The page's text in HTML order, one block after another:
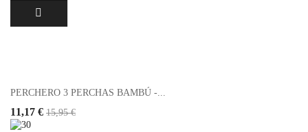
PERCHERO 3 PERCHAS BAMBÚ -...
11,17 € 15,95 €